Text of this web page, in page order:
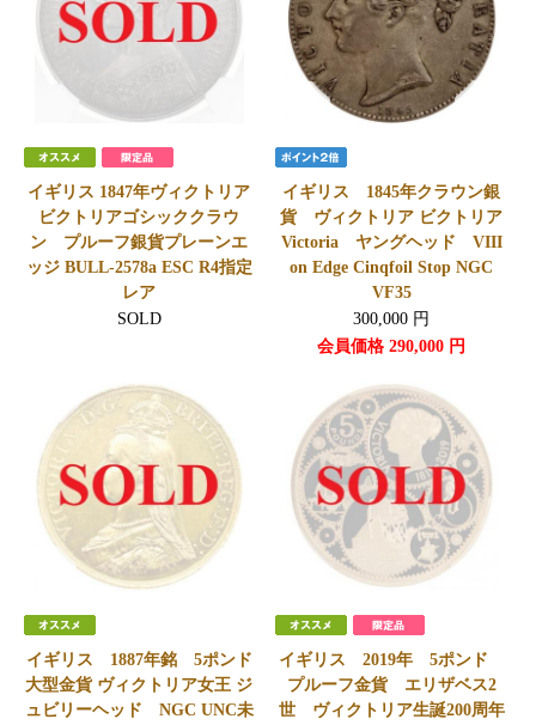
イギリス 1847年ヴィクトリア
ビクトリアゴシッククラウ
ン プルーフ銀貨プレーンエ
ッジ BULL-2578a ESC R4指定
レア
SOLD
イギリス 1845年クラウン銀
貨 ヴィクトリア ビクトリア
Victoria ヤングヘッド VIII
on Edge Cinqfoil Stop NGC
VF35
300,000 円
会員価格 290,000 円
イギリス 1887年銘 5ポンド
大型金貨 ヴィクトリア女王 ジ
ュビリーヘッド NGC UNC未
イギリス 2019年 5ポンド
プルーフ金貨 エリザベス2
世 ヴィクトリア生誕200周年